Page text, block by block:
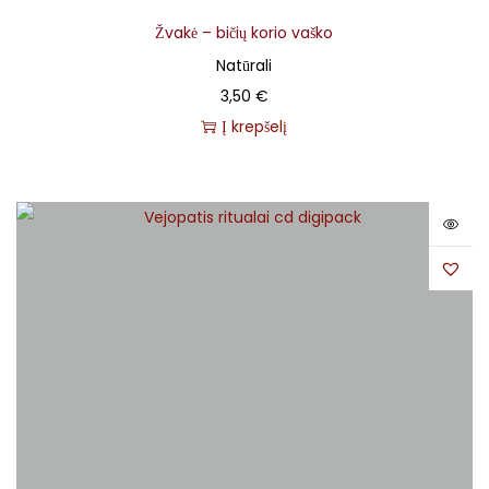
Žvakė – bičių korio vaško
Natūrali
3,50 €
Į krepšelį